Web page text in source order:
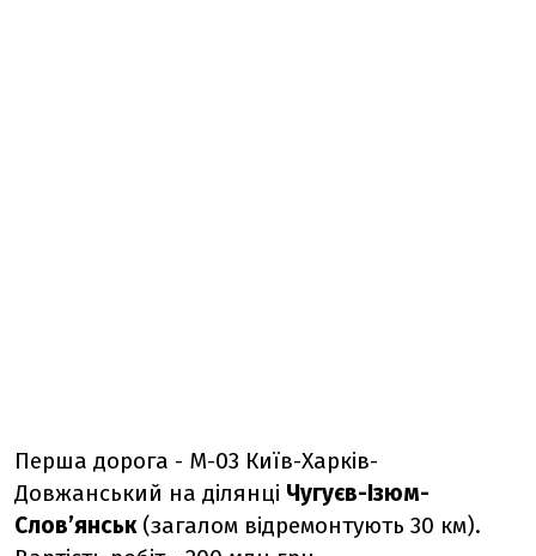
Перша дорога - М-03 Київ-Харків-
Довжанський на ділянці Чугуєв-Ізюм-
Слов’янськ(загалом відремонтують 30 км).